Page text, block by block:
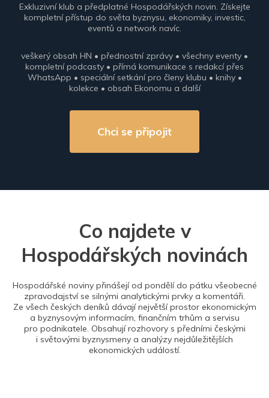
Exkluzivní klub a předplatné Hospodářských novin. Získejte
kompletní přístup do světa byznysu, ekonomiky, investic,
eventů a network navíc.
veškerý obsah HN • přednostní zprávy • všechny eventy •
kompletní podcasty • přímá komunikace s redakcí přes
WhatsApp • speciální setkání pro členy klubu • knihy •
kolekce • obsah Ekonomu a další
Chci se připojit
Co najdete v
Hospodářských novinách
Hospodářské noviny přinášejí od pondělí do pátku všeobecné
zpravodajství se silnými analytickými prvky a komentáři.
Ze všech českých deníků dávají největší prostor ekonomickým
a byznysovým informacím, finančním trhům a servisu
pro podnikatele. Obsahují rozhovory s předními českými
i světovými byznysmeny a analýzy nejdůležitějších
ekonomických událostí.